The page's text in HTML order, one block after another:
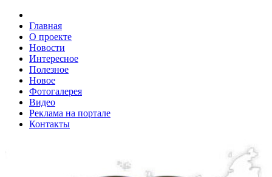
Главная
О проекте
Новости
Интересное
Полезное
Новое
Фотогалерея
Видео
Реклама на портале
Контакты